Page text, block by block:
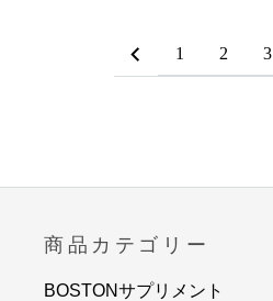
1 2 3
商品カテゴリー
BOSTONサプリメント